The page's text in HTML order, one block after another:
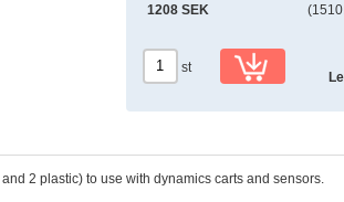
1208 SEK
st
2 plastic) to use with dynamics carts and sensors.